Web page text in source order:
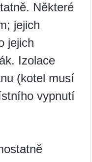
Některé
jejich
jejich
Izolace
(kotel musí
vypnutí